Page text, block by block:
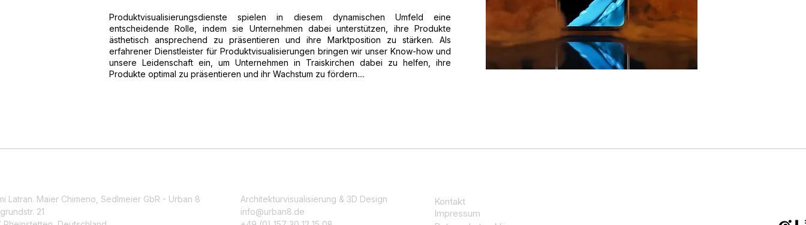
Produktvisualisierungsdienste spielen in diesem dynamischen Umfeld eine
entscheidende Rolle, indem sie Unternehmen dabei unterstützen, ihre Produkte
ästhetisch ansprechend zu präsentieren und ihre Marktposition zu stärken. Als
erfahrener Dienstleister für Produktvisualisierungen bringen wir unser Know-how und
unsere Leidenschaft ein, um Unternehmen in Traiskirchen dabei zu helfen, ihre
Produkte optimal zu präsentieren und ihr Wachstum zu fördern....
Latran. Maier Chimeno, Sedlmeier GbR - Urban 8
21
Architekturvisualisierung & 3D Design
info@urban8.de
Kontakt
Impressum